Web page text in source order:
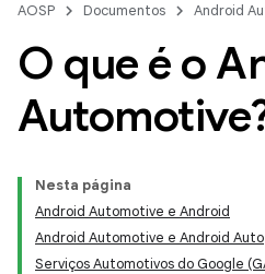
AOSP Documentos Android
O que é o
Nesta página
Android Automotive e Android
Android Automotive e Android Auto
Serviços Automotivos do Google